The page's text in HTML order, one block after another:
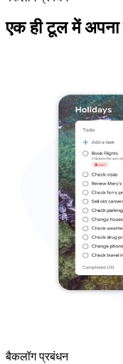
एक ही टूल में
बैकलॉग प्रबंधन